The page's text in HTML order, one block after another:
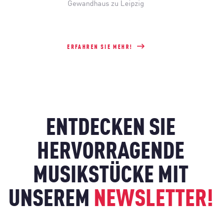
Gewandhaus zu Leipzig
ERFAHREN SIE MEHR!
ENTDECKEN SIE
HERVORRAGENDE
MUSIKSTÜCKE MIT
UNSEREM NEWSLETTER!